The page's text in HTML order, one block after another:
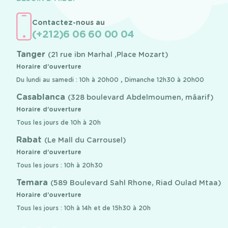
Contactez-nous au
(+212)6 06 60 00 04
Tanger (21 rue ibn Marhal ,Place Mozart)
Horaire d’ouverture
Du lundi au samedi : 10h à 20h00 , Dimanche 12h30 à 20h00
Casablanca (328 boulevard Abdelmoumen, mâarif)
Horaire d’ouverture
Tous les jours de 10h à 20h
Rabat (Le Mall du Carrousel)
Horaire d’ouverture
Tous les jours : 10h à 20h30
Temara (589 Boulevard Sahl Rhone, Riad Oulad Mtaa)
Horaire d’ouverture
Tous les jours : 10h à 14h et de 15h30 à 20h